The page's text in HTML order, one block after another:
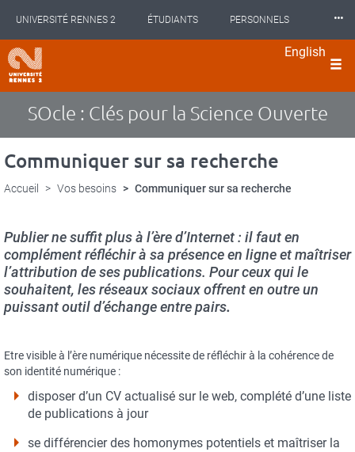
contenu
principal
UNIVERSITÉ RENNES 2 ÉTUDIANTS PERSONNELS
INTERNATIONAL BIBLIOTHÈQUES
⸱⸱⸱
langues
English
SOcle : Clés pour la Science Ouverte
Communiquer sur sa recherche
Accueil Vos besoins Communiquer sur sa recherche
Publier ne suffit plus à l’ère d’Internet : il faut en
complément réfléchir à sa présence en ligne et maîtriser
l’attribution de ses publications. Pour ceux qui le
souhaitent, les réseaux sociaux offrent en outre un
puissant outil d’échange entre pairs.
Etre visible à l’ère numérique nécessite de réfléchir à la cohérence de
son identité numérique :
disposer d’un CV actualisé sur le web, complété d’une liste
de publications à jour
se différencier des homonymes potentiels et maîtriser la